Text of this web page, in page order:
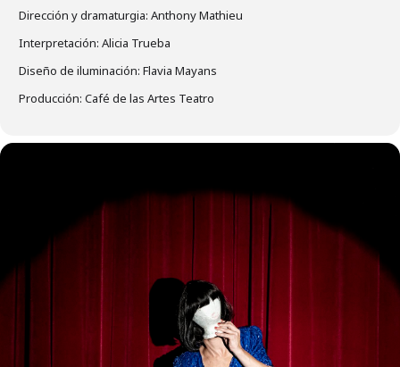
Dirección y dramaturgia: Anthony Mathieu
Interpretación: Alicia Trueba
Diseño de iluminación: Flavia Mayans
Producción: Café de las Artes Teatro